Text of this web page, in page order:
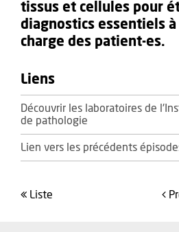
tissus et cellules pour
diagnostics essentiels
charge des patient-es.
Liens
Découvrir les laboratoires de
de pathologie
Lien vers les précédents
liste